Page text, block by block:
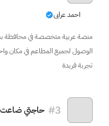
احمد عرابى
منصة عربية متخصصة في محافظة
الوصول لجميع المطاعم في مكان
تجربة فريدة
#3 حاجتي ضاعت